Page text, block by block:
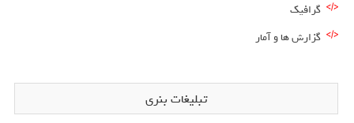
گرافیک
گزارش ها و آمار
تبلیغات بنری